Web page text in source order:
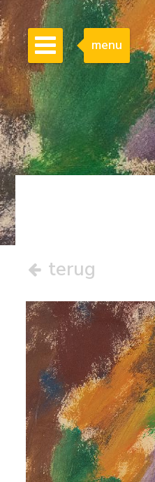
menu
terug